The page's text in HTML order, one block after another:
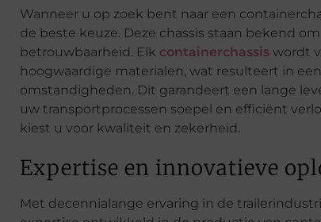
Wanneer u op zoek bent naar een
de beste keuze. Deze chassis staan bekend
betrouwbaarheid. Elk containerchassis wordt
hoogwaardige materialen, wat resulteert in
omstandigheden. Dit garandeert een lange
uw transportprocessen soepel en efficiënt
kiest u voor kwaliteit en zekerheid.
Expertise en innovatieve
Met decennialange ervaring in de